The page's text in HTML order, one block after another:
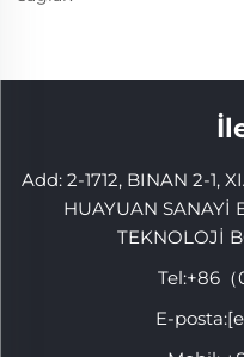
Add: 2-1712, BINAN 2-1,
HUAYUAN SANAYİ
TEKNOLOJİ
Tel:+86（
E-posta: